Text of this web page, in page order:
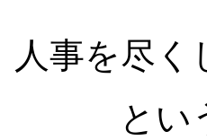
人事を尽
とい